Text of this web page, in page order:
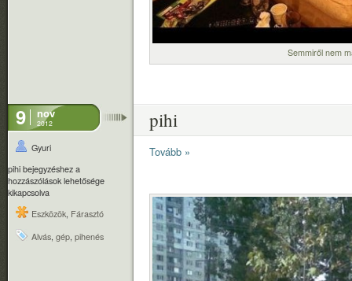
Semmiről nem
9 nov
2012
Gyuri
pihi bejegyzéshez a
hozzászólások lehetősége
kikapcsolva
Eszközök Fárasztó
Alvás gép pihenés
pihi
Tovább »